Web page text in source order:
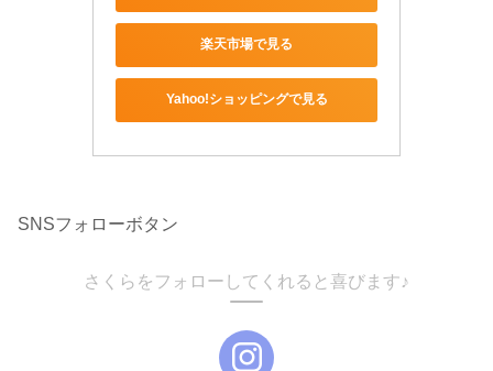
楽天市場で見る
Yahoo!ショッピングで見る
SNSフォローボタン
さくらをフォローしてくれると喜びます♪